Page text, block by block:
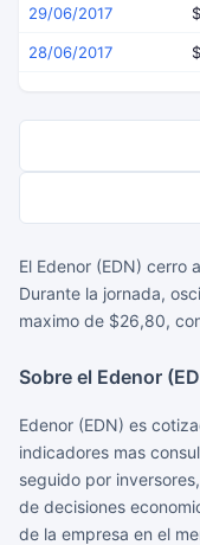
29/06/2017
28/06/2017
El Edenor (EDN) cerro
Durante la jornada,
maximo de $26,80,
Sobre el Edenor
Edenor (EDN) es
indicadores mas
seguido por
de decisiones
de la empresa en el